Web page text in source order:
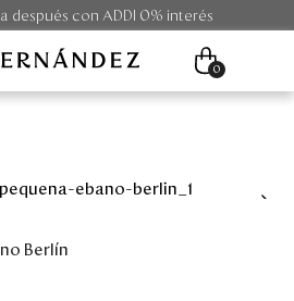
después con ADDI 0% interés
0
Berlín